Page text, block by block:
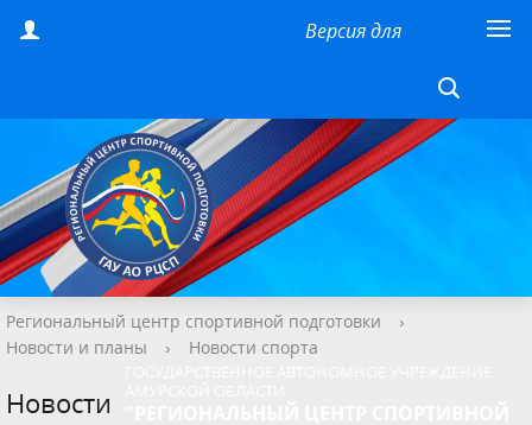
Версия для
Региональный центр спортивной подготовки
›
Новости и планы
› Новости спорта
Новости